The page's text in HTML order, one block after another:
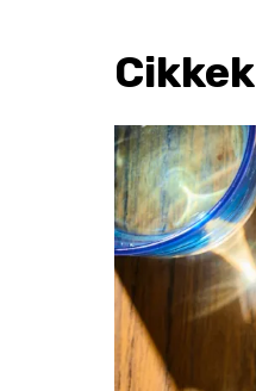
Cikkek